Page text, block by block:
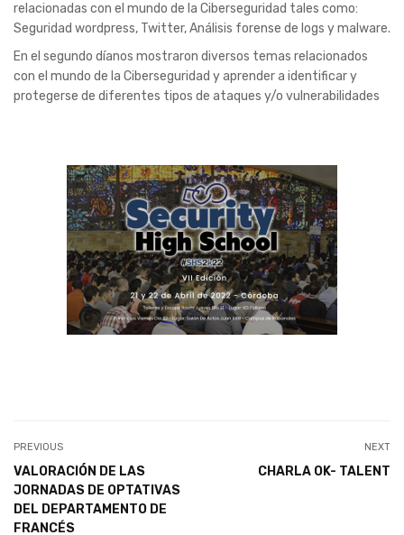
relacionadas con el mundo de la Ciberseguridad tales como:
Seguridad wordpress, Twitter, Análisis forense de logs y malware.
En el segundo díanos mostraron diversos temas relacionados
con el mundo de la Ciberseguridad y aprender a identificar y
protegerse de diferentes tipos de ataques y/o vulnerabilidades
PREVIOUS
VALORACIÓN DE LAS
JORNADAS DE OPTATIVAS
DEL DEPARTAMENTO DE
FRANCÉS
NEXT
CHARLA OK- TALENT